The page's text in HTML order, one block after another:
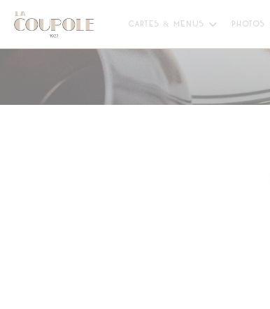
Personnalisation de vos choix en matière de cookies
CARTES & MENUS PHOTOS